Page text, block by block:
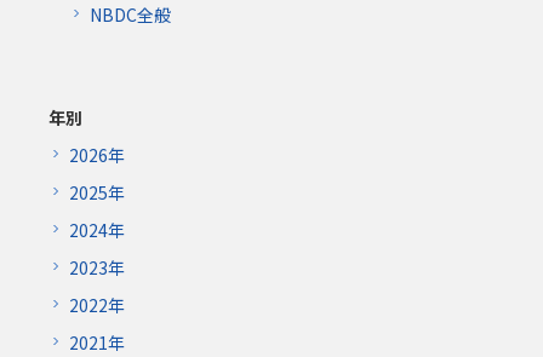
NBDC全般
年別
2026年
2025年
2024年
2023年
2022年
2021年